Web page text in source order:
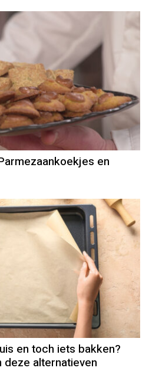
en
en toch iets bakken?
deze alternatieven